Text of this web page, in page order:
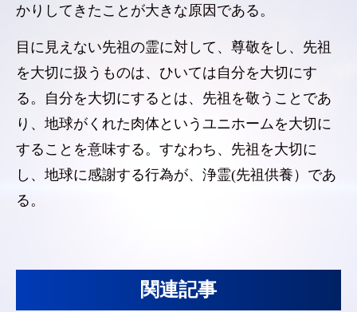
かりしてきたことが大きな原因である。
目に見えない先祖の霊に対して、尊敬をし、先祖
を大切に扱うものは、ひいては自分を大切にす
る。自分を大切にするとは、先祖を敬うことであ
り、地球がくれた肉体というユニホームを大切に
することを意味する。すなわち、先祖を大切に
し、地球に感謝する行為が、浄霊(先祖供養）であ
る。
関連記事